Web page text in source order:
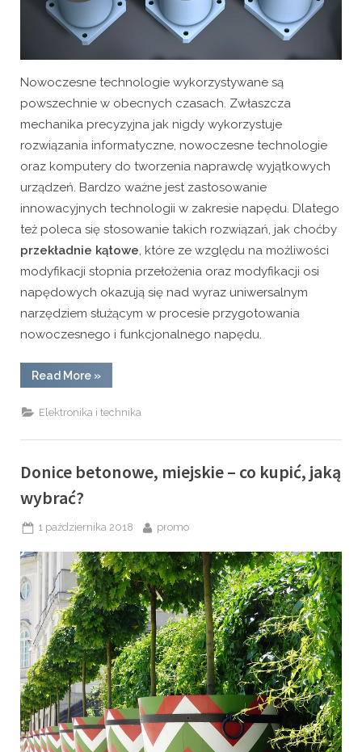
Nowoczesne technologie wykorzystywane są
powszechnie w obecnych czasach. Zwłaszcza
mechanika precyzyjna jak nigdy wykorzystuje
rozwiązania informatyczne, nowoczesne technologie
oraz komputery do tworzenia naprawdę wyjątkowych
urządzeń. Bardzo ważne jest zastosowanie
innowacyjnych technologii w zakresie napędu. Dlatego
też poleca się stosowanie takich rozwiązań, jak choćby
przekładnie kątowe , które ze względu na możliwości
modyfikacji stopnia przełożenia oraz modyfikacji osi
napędowych okazują się nad wyraz uniwersalnym
narzędziem służącym w procesie przygotowania
nowoczesnego i funkcjonalnego napędu.
Read More“Różne
rodzaje
i
ich
»
Elektronika i technika
Donice betonowe, miejskie – co kupić, jaką
wybrać?
Posted
1 października 2018 By
promo